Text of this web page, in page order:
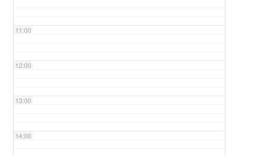
11:00
12:00
13:00
14:00